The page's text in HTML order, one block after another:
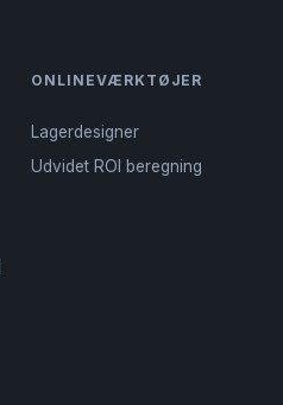
ONLINEVÆRKTØJER
Lagerdesigner
Udvidet ROI beregning